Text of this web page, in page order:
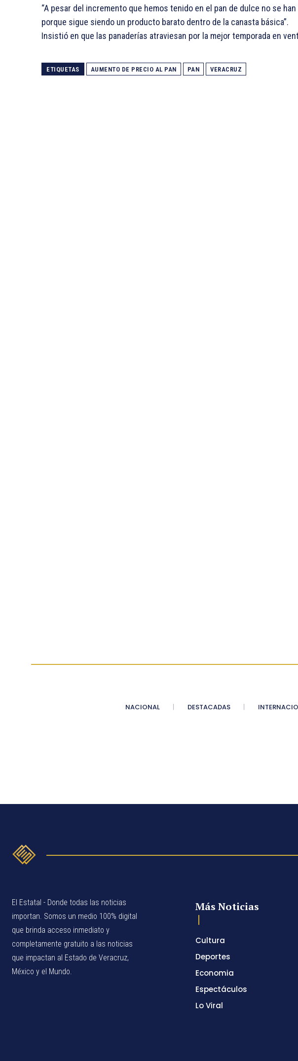
“A pesar del incremento que hemos tenido en el pan de dulce no se
porque sigue siendo un producto barato dentro de la canasta básica”.
Insistió en que las panaderías atraviesan por la mejor temporada en
ETIQUETAS AUMENTO DE PRECIO AL PAN PAN VERACRUZ
NACIONAL DESTACADAS
El Estatal - Donde todas las noticias
importan. Somos un medio 100% digital
que brinda acceso inmediato y
completamente gratuito a las noticias
que impactan al Estado de Veracruz,
México y el Mundo.
Más Noticias
Cultura
Deportes
Economia
Espectáculos
Lo Viral